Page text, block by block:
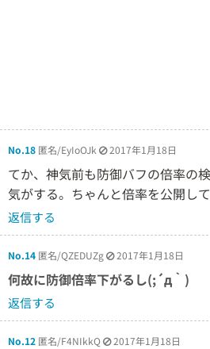
No.18 匿名/EyIoOJk 2017年1月18日
てか、神気前も防御バフの倍率の
気がする。ちゃんと倍率を公開し
返信する
No.14 匿名/QZEDUZg 2017年1月18日
何故に防御倍率下がるし(;´д｀)
返信する
No.12 匿名/F4NIkkQ 2017年1月18日